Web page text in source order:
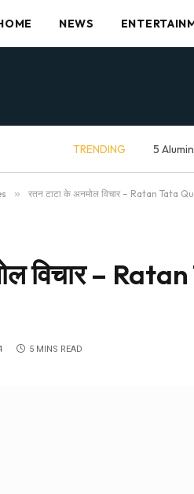
NEWS
TRENDING 5
» रतन टाटा के अनमोल विचार – Ratan Tata
विचार –
5 MINS READ